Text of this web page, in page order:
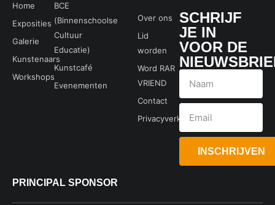
Home
Exposities
Galerie
Kunstenaars
Workshops
BCE
(Binnenschoolse
Cultuur
Educatie)
Kunstcafé
Evenementen
Over ons
Lid
worden
Word RAR
VRIEND
Contact
Privacyverklaring
SCHRIJF
JE IN
VOOR DE
INSCHRIJVEN
PRINCIPAL SPONSOR